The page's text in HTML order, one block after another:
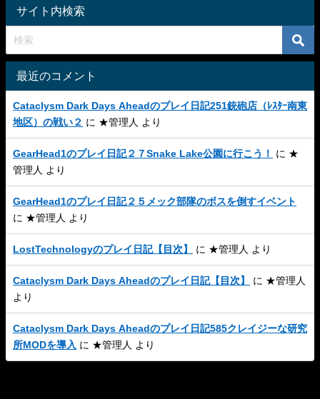
サイト内検索
最近のコメント
Cataclysm Dark Days Aheadのプレイ日記251銃砲店（ﾚｽﾀｰ南東
地区）の戦い２ に ★管理人 より
GearHead1のプレイ日記２７Snake Lake公園に行こう！ に ★
管理人
より
GearHead1のプレイ日記２５メック部隊のボスを倒すイベント
に ★管理人 より
LostTechnologyのプレイ日記【目次】 に ★管理人 より
Cataclysm Dark Days Aheadのプレイ日記【目次】 に ★管理人
より
Cataclysm Dark Days Aheadのプレイ日記585クレイジーな研究
所MODを導入 に ★管理人 より